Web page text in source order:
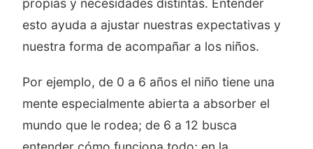
propias y necesidades distintas. Entender
esto ayuda a ajustar nuestras expectativas y
nuestra forma de acompañar a los niños.
Por ejemplo, de 0 a 6 años el niño tiene una
mente especialmente abierta a absorber el
mundo que le rodea; de 6 a 12 busca